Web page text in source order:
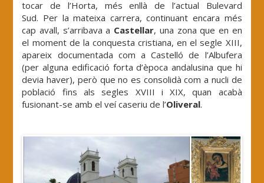
tocar de l’Horta, més enllà de l’actual Bulevard
Sud. Per la mateixa carrera, continuant encara més
cap avall, s’arribava a Castellar, una zona que en en
el moment de la conquesta cristiana, en el segle XIII,
apareix documentada com a Castelló de l’Albufera
(per alguna edificació forta d’època andalusina que hi
devia haver), però que no es consolidà com a nucli de
població fins als segles XVIII i XIX, quan acabà
fusionant-se amb el veí caseriu de l’Oliveral.